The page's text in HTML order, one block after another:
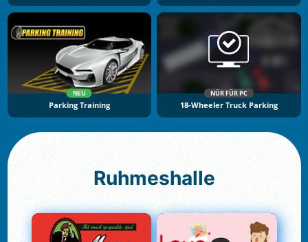
NEU
Parking Training
NÜR FÜR PC
18-Wheeler Truck Parking
Ruhmeshalle